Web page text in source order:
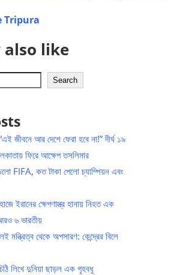
Tripura
also like
Search
আর দেশে ফেরা হবে না!” দীর্ঘ ১৯
ফিরে আক্ষেপ তসলিমার
FIFA, কত টাকা পেলো চ্যাম্পিয়ন এবং
ইরানের ক্ষেপণাস্ত্র হানায় নিহত এক
৬ ভারতীয়
মন্ত্রিত্ব থেকে অপসারণ: কেন্দ্রের বিলে
লিখে দুনিয়া ছাড়ল এক গৃহবধূ